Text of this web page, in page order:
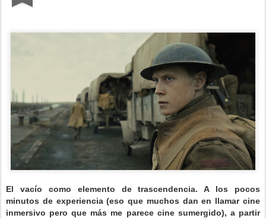
El vacío como elemento de trascendencia. A los pocos
minutos de experiencia (eso que muchos dan en llamar cine
inmersivo pero que más me parece cine sumergido), a partir